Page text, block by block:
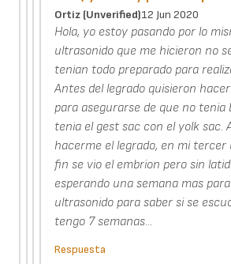
Ortiz (unverified)12 Jun 2020
Hola, yo estoy pasando por lo
ultrasonido que me hicieron no
tenian todo preparado para
Antes del legrado quisieron
para asegurarse de que no tenia
tenia el gest sac con el yolk sac.
hacerme el legrado, en mi
fin se vio el embrion pero sin
esperando una semana mas
ultrasonido para saber si se
tengo 7 semanas...
Respuesta